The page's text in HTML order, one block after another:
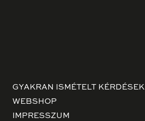
GYAKRAN ISMÉTELT KÉRDÉSEK
WEBSHOP
IMPRESSZUM